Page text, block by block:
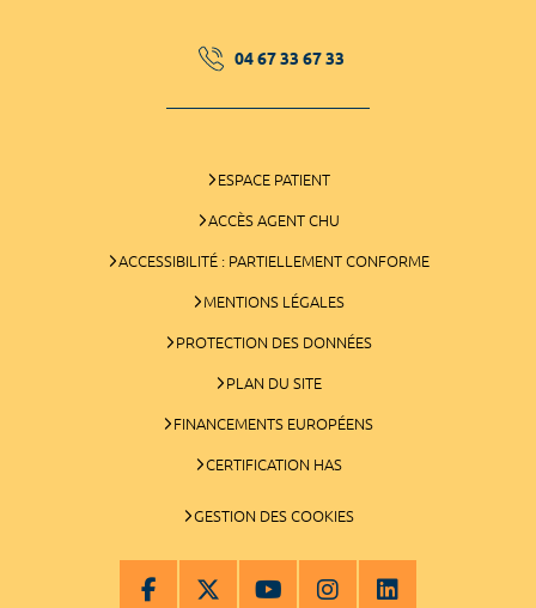
04 67 33 67 33
ESPACE PATIENT
ACCÈS AGENT CHU
ACCESSIBILITÉ : PARTIELLEMENT CONFORME
MENTIONS LÉGALES
PROTECTION DES DONNÉES
PLAN DU SITE
FINANCEMENTS EUROPÉENS
CERTIFICATION HAS
GESTION DES COOKIES